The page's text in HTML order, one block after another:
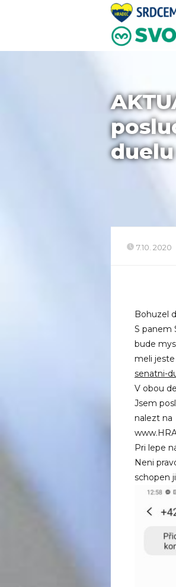
7.10. 2020
Bohuzel
S panem
bude
meli
senatni-
V obou
Jsem
nalezt na
Pri lepe
Neni
schopen